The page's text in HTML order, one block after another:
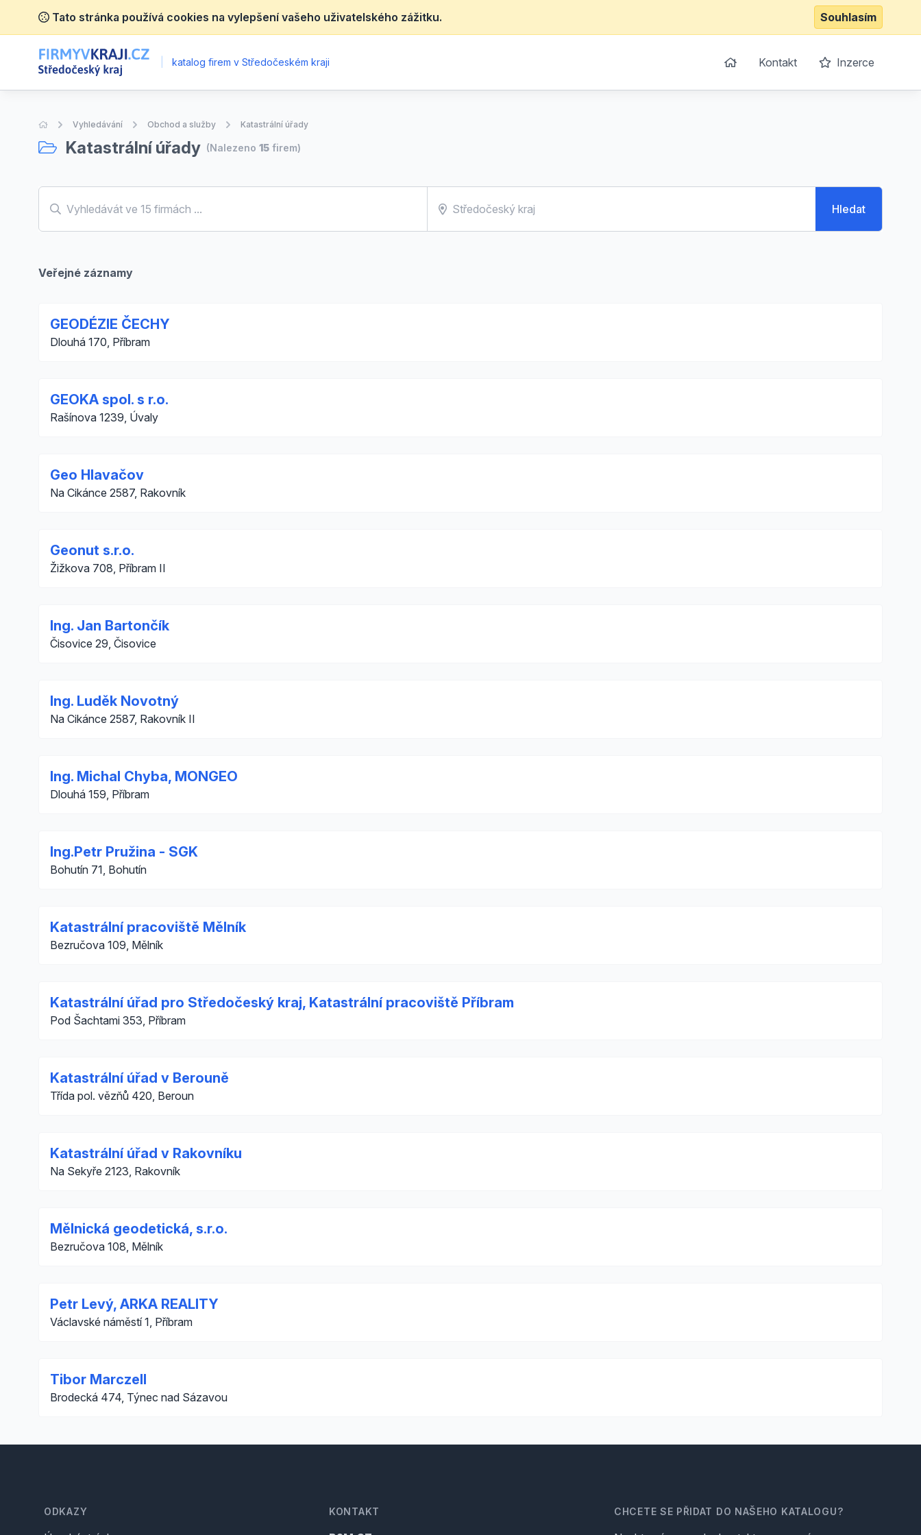
Tato stránka používá cookies na vylepšení vašeho uživatelského zážitku. Souhlasím
katalog firem v Středočeském kraji Kontakt Inzerce
Úvodní stránka
Vyhledávání Obchod a služby Katastrální úřady
Katastrální úřady (Nalezeno 15 firem)
Hledat
Veřejné záznamy
GEODÉZIE ČECHY
Dlouhá 170, Příbram
GEOKA spol. s r.o.
Rašínova 1239, Úvaly
Geo Hlavačov
Na Cikánce 2587, Rakovník
Geonut s.r.o.
Žižkova 708, Příbram II
Ing. Jan Bartončík
Čisovice 29, Čisovice
Ing. Luděk Novotný
Na Cikánce 2587, Rakovník II
Ing. Michal Chyba, MONGEO
Dlouhá 159, Příbram
Ing.Petr Pružina - SGK
Bohutín 71, Bohutín
Katastrální pracoviště Mělník
Bezručova 109, Mělník
Katastrální úřad pro Středočeský kraj, Katastrální pracoviště Příbram
Pod Šachtami 353, Příbram
Katastrální úřad v Berouně
Třída pol. vězňů 420, Beroun
Katastrální úřad v Rakovníku
Na Sekyře 2123, Rakovník
Mělnická geodetická, s.r.o.
Bezručova 108, Mělník
Petr Levý, ARKA REALITY
Václavské náměstí 1, Příbram
Tibor Marczell
Brodecká 474, Týnec nad Sázavou
ODKAZY KONTAKT CHCETE SE PŘIDAT DO NAŠEHO KATALOGU?